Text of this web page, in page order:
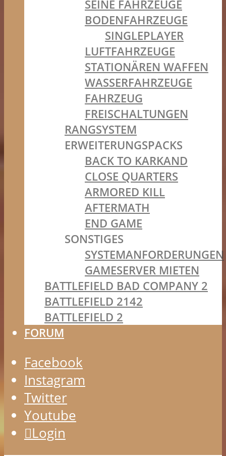
SEINE FAHRZEUGE
BODENFAHRZEUGE
SINGLEPLAYER
LUFTFAHRZEUGE
STATIONÄREN WAFFEN
WASSERFAHRZEUGE
FAHRZEUG
FREISCHALTUNGEN
RANGSYSTEM
ERWEITERUNGSPACKS
BACK TO KARKAND
CLOSE QUARTERS
ARMORED KILL
AFTERMATH
END GAME
SONSTIGES
SYSTEMANFORDERUNGEN
GAMESERVER MIETEN
BATTLEFIELD BAD COMPANY 2
BATTLEFIELD 2142
BATTLEFIELD 2
FORUM
Facebook
Instagram
Twitter
Youtube
Login